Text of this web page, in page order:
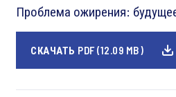
Проблема ожирения:
СКАЧАТЬ PDF (12.09 MB)